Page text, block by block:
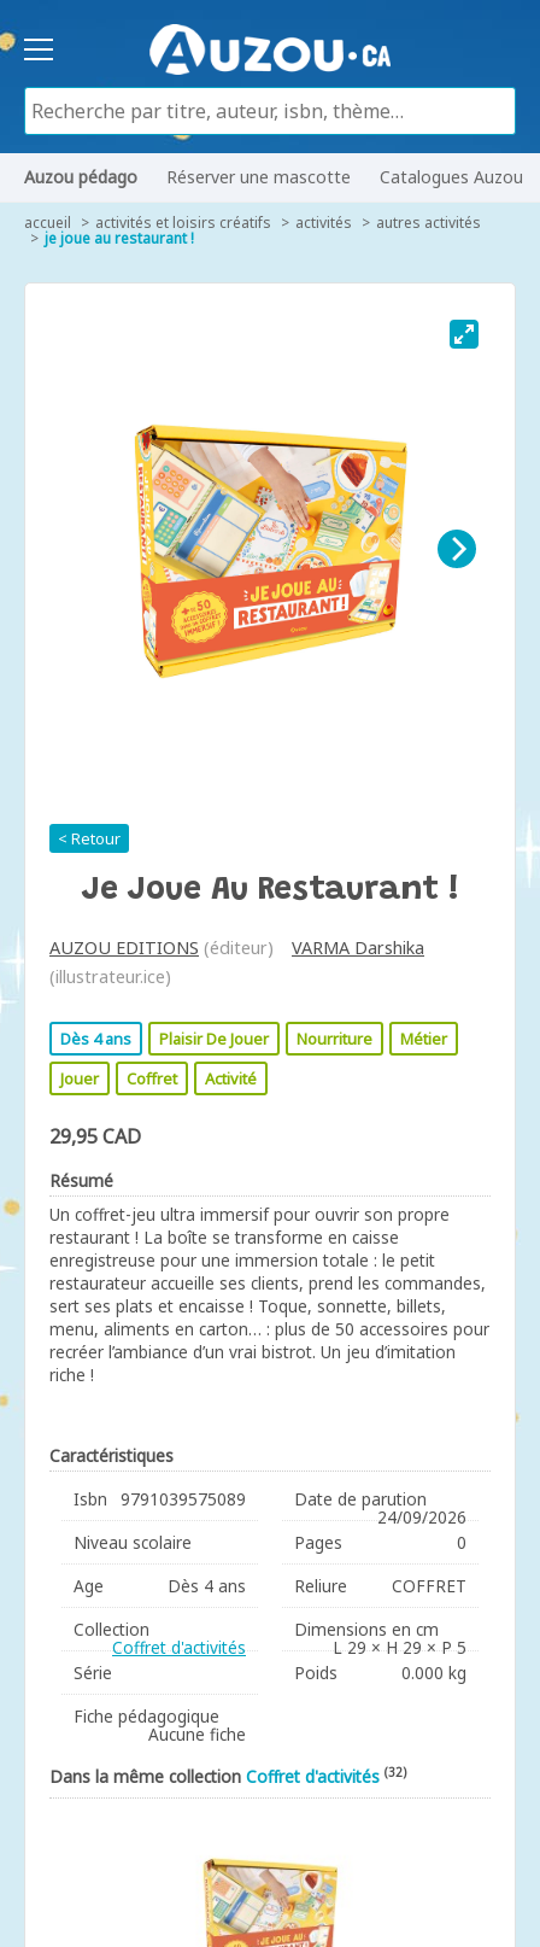
Auzou pédago Réserver une mascotte Catalogues Auzou
accueil activités et loisirs créatifs activités autres activités
je joue au restaurant !
< Retour
Je Joue Au Restaurant !
AUZOU EDITIONS (éditeur)
VARMA Darshika
(illustrateur.ice)
Dès 4 ans Plaisir De Jouer Nourriture
Métier
Jouer
Coffret Activité
29,95 CAD
Résumé
Un coffret-jeu ultra immersif pour ouvrir son propre
restaurant ! La boîte se transforme en caisse
enregistreuse pour une immersion totale : le petit
restaurateur accueille ses clients, prend les commandes,
sert ses plats et encaisse ! Toque, sonnette, billets,
menu, aliments en carton… : plus de 50 accessoires pour
recréer l’ambiance d’un vrai bistrot. Un jeu d’imitation
riche !
Caractéristiques
Isbn
9791039575089
Niveau scolaire
Age
Dès 4 ans
Collection
Coffret d'activités
Série
Fiche pédagogique
Aucune fiche
Date de parution
24/09/2026
Pages
0
Reliure
COFFRET
Dimensions en cm
L 29 × H 29 × P 5
Poids
0.000 kg
Dans la même collection Coffret d'activités (32)